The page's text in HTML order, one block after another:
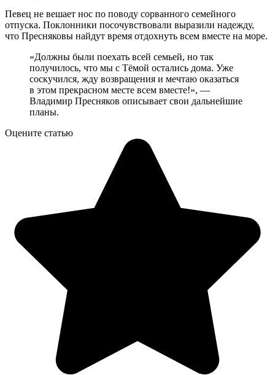
Певец не вешает нос по поводу сорванного семейного
отпуска. Поклонники посочувствовали выразили надежду,
что Пресняковы найдут время отдохнуть всем вместе на море.
«Должны были поехать всей семьей, но так
получилось, что мы с Тёмой остались дома. Уже
соскучился, жду возвращения и мечтаю оказаться
в этом прекрасном месте всем вместе!», —
Владимир Пресняков описывает свои дальнейшие
планы.
Оцените статью